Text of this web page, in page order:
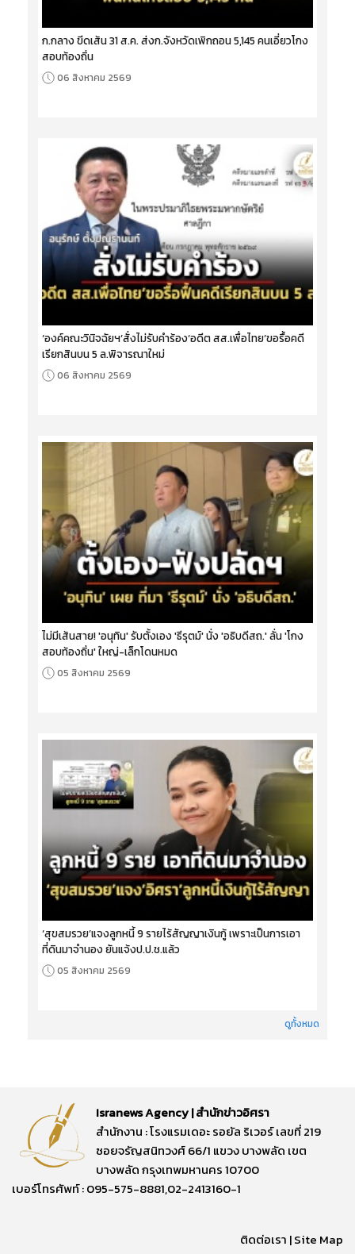
ก.กลาง ขีดเส้น 31 ส.ค. ส่งก.จังหวัดเพิกถอน 5,145 คนเอี่ยวโกง
สอบท้องถิ่น
06 สิงหาคม 2569
‘องค์คณะวินิจฉัยฯ’สั่งไม่รับคำร้อง‘อดีต สส.เพื่อไทย’ขอรื้อคดี
เรียกสินบน 5 ล.พิจารณาใหม่
06 สิงหาคม 2569
ไม่มีเส้นสาย! 'อนุทิน' รับตั้งเอง 'ธีรุตม์' นั่ง 'อธิบดีสถ.' ลั่น 'โกง
สอบท้องถิ่น' ใหญ่-เล็กโดนหมด
05 สิงหาคม 2569
‘สุขสมรวย’แจงลูกหนี้ 9 รายไร้สัญญาเงินกู้ เพราะเป็นการเอา
ที่ดินมาจำนอง ยันแจ้งป.ป.ช.แล้ว
05 สิงหาคม 2569
ดูทั้งหมด
Isranews Agency | สำนักข่าวอิศรา
สำนักงาน : โรงแรมเดอะ รอยัล ริเวอร์ เลขที่ 219
ซอยจรัญสนิทวงศ์ 66/1 แขวง บางพลัด เขต
บางพลัด กรุงเทพมหานคร 10700
เบอร์โทรศัพท์ : 095-575-8881,02-2413160-1
ติดต่อเรา |Site Map